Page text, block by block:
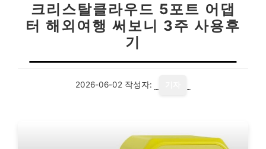
크리스탈클라우드 5포트 어댑
터 해외여행 써보니 3주 사용후
기
2026-06-02 작성자: